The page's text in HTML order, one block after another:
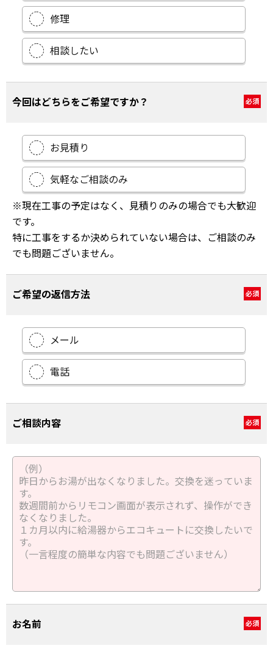
修理
相談したい
今回はどちらをご希望ですか？ 必須
お見積り
気軽なご相談のみ
※現在工事の予定はなく、見積りのみの場合でも大歓迎
です。
特に工事をするか決められていない場合は、ご相談のみ
でも問題ございません。
ご希望の返信方法 必須
メール
電話
ご相談内容 必須
お名前 必須